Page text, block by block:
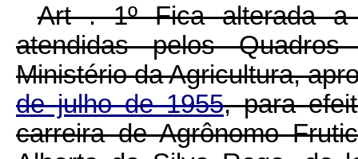
Art . 1º Fica alterada a
atendidas pelos
Ministério da Agricultura,
de julho de 1955, para
carreira de Agrônomo